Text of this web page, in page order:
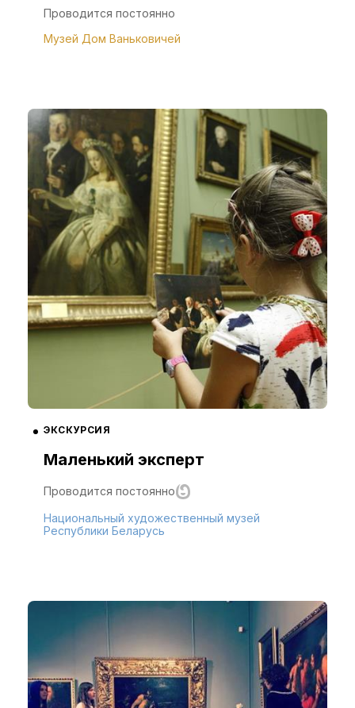
Проводится постоянно
Музей Дом Ваньковичей
ЭКСКУРСИЯ
Маленький эксперт
Проводится постоянно
Национальный художественный музей
Республики Беларусь